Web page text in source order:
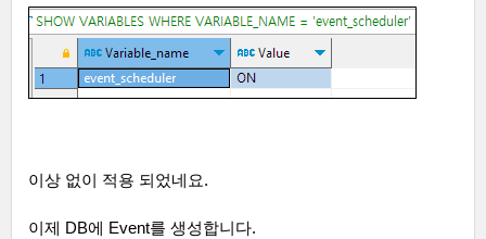
이상 없이 적용 되었네요.
이제 DB에 Event를 생성합니다.